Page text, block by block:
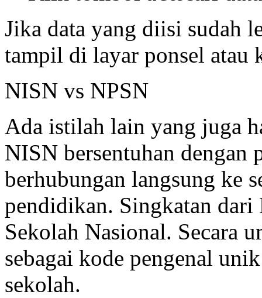
Jika data yang diisi sudah
tampil di layar ponsel atau
NISN vs NPSN
Ada istilah lain yang juga
NISN bersentuhan dengan
berhubungan langsung ke
pendidikan. Singkatan
Sekolah Nasional. Secara
sebagai kode pengenal
sekolah.